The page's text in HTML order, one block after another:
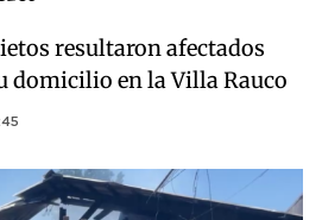
resultaron afectados
domicilio en la Villa Rauco